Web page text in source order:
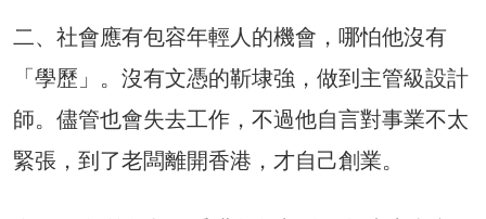
二、社會應有包容年輕人的機會，哪怕他沒有
「學歷」。沒有文憑的靳埭強，做到主管級設計
師。儘管也會失去工作，不過他自言對事業不太
緊張，到了老闆離開香港，才自己創業。